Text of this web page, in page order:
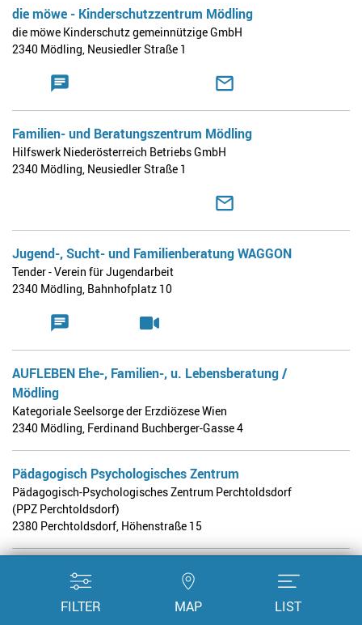
die möwe - Kinderschutzzentrum Mödling
die möwe Kinderschutz gemeinnützige GmbH
2340 Mödling, Neusiedler Straße 1
Familien- und Beratungszentrum Mödling
Hilfswerk Niederösterreich Betriebs GmbH
2340 Mödling, Neusiedler Straße 1
Jugend-, Sucht- und Familienberatung WAGGON
Tender - Verein für Jugendarbeit
2340 Mödling, Bahnhofplatz 10
AUFLEBEN Ehe-, Familien-, u. Lebensberatung /
Mödling
Kategoriale Seelsorge der Erzdiözese Wien
2340 Mödling, Ferdinand Buchberger-Gasse 4
Pädagogisch Psychologisches Zentrum
Pädagogisch-Psychologisches Zentrum Perchtoldsdorf
(PPZ Perchtoldsdorf)
2380 Perchtoldsdorf, Höhenstraße 15
IBZ Informations- und Beratungszentrum
Bruck/Leitha
IBZ - Informations- und Beratungszentrum Bruck/Leitha
FILTER MAP LIST